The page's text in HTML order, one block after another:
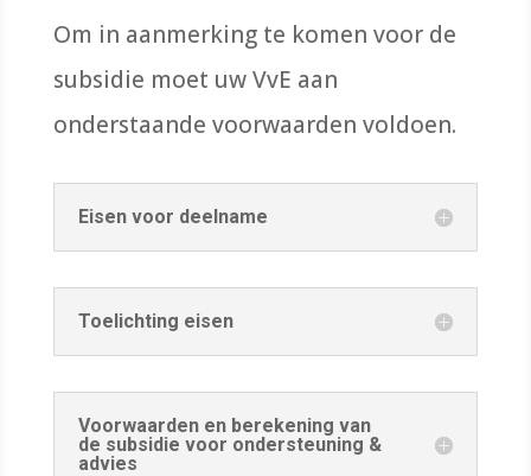
Om in aanmerking te komen voor de
subsidie moet uw VvE aan
onderstaande voorwaarden voldoen.
Eisen voor deelname
Toelichting eisen
Voorwaarden en berekening van
de subsidie voor ondersteuning &
advies